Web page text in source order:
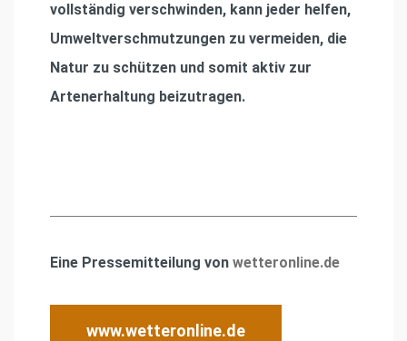
vollständig verschwinden, kann jeder helfen,
Umweltverschmutzungen zu vermeiden, die
Natur zu schützen und somit aktiv zur
Artenerhaltung beizutragen.
Eine Pressemitteilung von wetteronline.de
www.wetteronline.de